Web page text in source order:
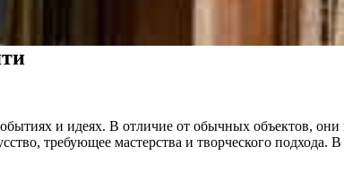
и идеях. В отличие от обычных объектов,
требующее мастерства и творческого подхода.